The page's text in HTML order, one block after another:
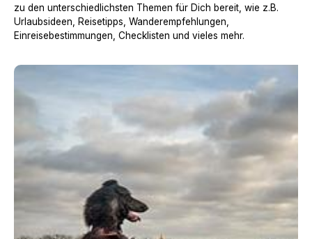
zu den unterschiedlichsten Themen für Dich bereit, wie z.B.
Urlaubsideen, Reisetipps, Wanderempfehlungen,
Einreisebestimmungen, Checklisten und vieles mehr.
Urlaub mit Hund in Frankreich